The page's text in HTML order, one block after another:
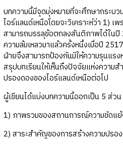
บทความนี้มีจุดมุ่งหมายที่จะศึกษากระบว
ไอร์แลนด์เหนือโดยจะวิเคราะห์ว่า 1) เ
สามารถบรรลุข้อตกลงสันติภาพได้ในปี
ความล้มเหลวมาแล้วครั้งหนึ่งเมื่อปี
ฝ่ายจึงสามารถป้องกันมิให้ความรุนแร
สรุปบทเรียนให้เห็นถึงปัจจัยแห่งความส
ปรองดองของไอร์แลนด์เหนือต่อไป
ผู้เขียนได้แบ่งบทความนี้ออกเป็น 5 ส่ว
1) ภาพรวมของสถานการณ์ความขัดแ
2) สาระสำคัญของการสร้างความปรอ